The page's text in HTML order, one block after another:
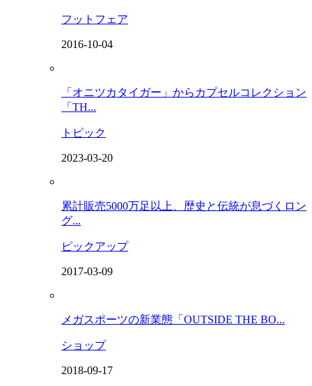
フットフェア
2016-10-04
「オニツカタイガー」からカプセルコレクション
「TH...
トピック
2023-03-20
累計販売5000万足以上、歴史と伝統が息づくロン
グ...
ピックアップ
2017-03-09
メガスポーツの新業態「OUTSIDE THE BO...
ショップ
2018-09-17